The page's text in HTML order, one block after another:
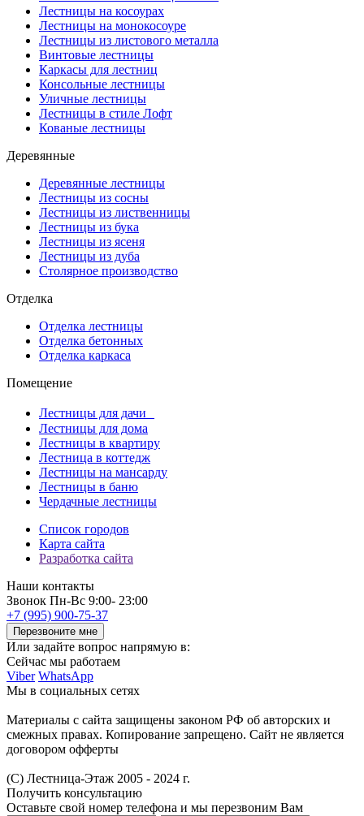
Лестницы на косоурах
Лестницы на монокосоуре
Лестницы из листового металла
Винтовые лестницы
Каркасы для лестниц
Консольные лестницы
Уличные лестницы
Лестницы в стиле Лофт
Кованые лестницы
Деревянные
Деревянные лестницы
Лестницы из сосны
Лестницы из лиственницы
Лестницы из бука
Лестницы из ясеня
Лестницы из дуба
Столярное производство
Отделка
Отделка лестницы
Отделка бетонных
Отделка каркаса
Помещение
Лестницы для дачи
Лестницы для дома
Лестницы в квартиру
Лестница в коттедж
Лестницы на мансарду
Лестницы в баню
Чердачные лестницы
Список городов
Карта сайта
Разработка сайта
Наши контакты
Звонок Пн-Вс 9:00- 23:00
+7 (995) 900-75-37
Перезвоните мне
Или задайте вопрос напрямую в:
Сейчас мы работаем
Viber WhatsApp
Мы в социальных сетях
Материалы с сайта защищены законом РФ об авторских и
смежных правах. Копирование запрещено. Сайт не является
договором офферты
(С) Лестница-Этаж 2005 - 2024 г.
Получить консультацию
Оставьте свой номер телефона и мы перезвоним Вам